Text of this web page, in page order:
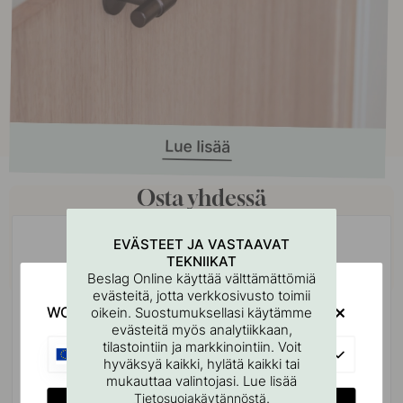
Osta yhdessä
EVÄSTEET JA VASTAAVAT
TEKNIIKAT
Beslag Online käyttää välttämättömiä
evästeitä, jotta verkkosivusto toimii
oikein. Suostumuksellasi käytämme
evästeitä myös analytiikkaan,
tilastointiin ja markkinointiin. Voit
hyväksyä kaikki, hylätä kaikki tai
mukauttaa valintojasi. Lue lisää
Tietosuojakäytännöstä.
WOULD YOU RATHER VISIT?
EU